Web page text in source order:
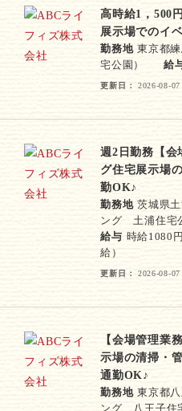
高時給1，500
展示場でのイ
勤務地 東京都
宅公園）
給
更新日 2026-08-07
週2日勤務【
グ住宅展示場
勤OK♪
勤務地 茨城県
ング 土浦住宅
給与 時給1080
給）
更新日 2026-08-07
【会場管理業
示場の清掃・
通勤OK♪
勤務地 東京都
ング 八王子住